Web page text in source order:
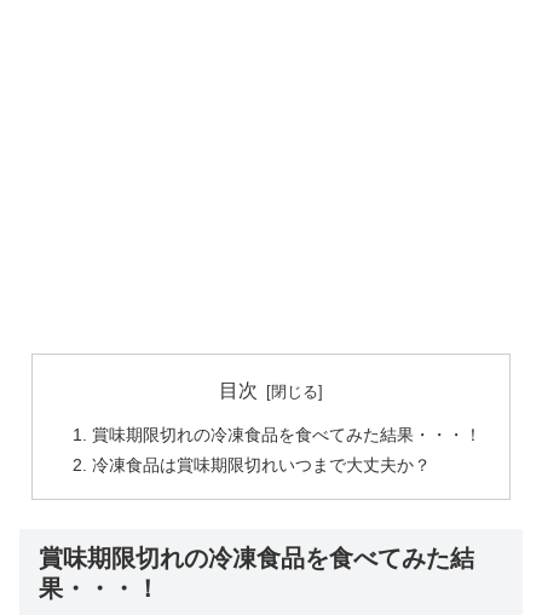
目次
賞味期限切れの冷凍食品を食べてみた結果・・・！
冷凍食品は賞味期限切れいつまで大丈夫か？
賞味期限切れの冷凍食品を食べてみた結
果・・・！